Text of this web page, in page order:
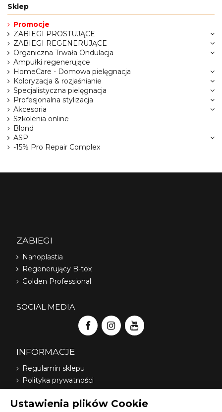
Sklep
Promocje
ZABIEGI PROSTUJĄCE
ZABIEGI REGENERUJĄCE
Organiczna Trwała Ondulacja
Ampułki regenerujące
HomeCare - Domowa pielęgnacja
Koloryzacja & rozjaśnianie
Specjalistyczna pielęgnacja
Profesjonalna stylizacja
Akcesoria
Szkolenia online
Blond
ASP
-15% Pro Repair Complex
ZABIEGI
Nanoplastia
Regenerujący B-tox
Golden Professional
SOCIAL MEDIA
INFORMACJE
Regulamin sklepu
Polityka prywatności
Nasi dystrybutorzy
Ustawienia plików Cookie